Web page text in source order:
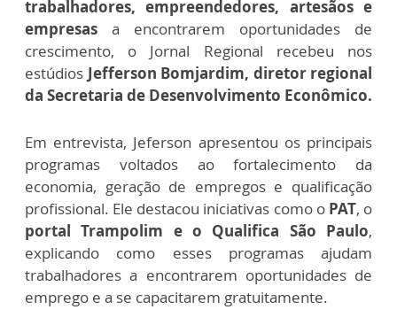
trabalhadores, empreendedores, artesãos e
empresas a encontrarem oportunidades de
crescimento, o Jornal Regional recebeu nos
estúdios Jefferson Bomjardim, diretor regional
da Secretaria de Desenvolvimento Econômico.
Em entrevista, Jeferson apresentou os principais
programas voltados ao fortalecimento da
economia, geração de empregos e qualificação
profissional. Ele destacou iniciativas como o PAT, o
portal Trampolim e o Qualifica São Paulo,
explicando como esses programas ajudam
trabalhadores a encontrarem oportunidades de
emprego e a se capacitarem gratuitamente.